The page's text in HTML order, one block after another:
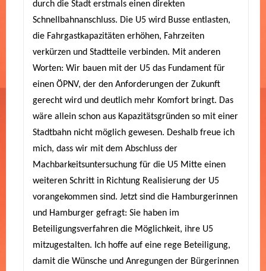
durch die Stadt erstmals einen direkten
Schnellbahnanschluss. Die U5 wird Busse entlasten,
die Fahrgastkapazitäten erhöhen, Fahrzeiten
verkürzen und Stadtteile verbinden. Mit anderen
Worten: Wir bauen mit der U5 das Fundament für
einen ÖPNV, der den Anforderungen der Zukunft
gerecht wird und deutlich mehr Komfort bringt. Das
wäre allein schon aus Kapazitätsgründen so mit einer
Stadtbahn nicht möglich gewesen. Deshalb freue ich
mich, dass wir mit dem Abschluss der
Machbarkeitsuntersuchung für die U5 Mitte einen
weiteren Schritt in Richtung Realisierung der U5
vorangekommen sind. Jetzt sind die Hamburgerinnen
und Hamburger gefragt: Sie haben im
Beteiligungsverfahren die Möglichkeit, ihre U5
mitzugestalten. Ich hoffe auf eine rege Beteiligung,
damit die Wünsche und Anregungen der Bürgerinnen